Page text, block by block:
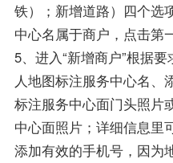
铁）；新增道路）四个选
中心名属于商户，点击第
5、进入“新增商户”根据
人地图标注服务中心名、
标注服务中心面门头照片
中心面照片；详细信息里
添加有效的手机号，因为